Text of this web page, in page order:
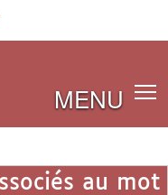
MENU
au mot